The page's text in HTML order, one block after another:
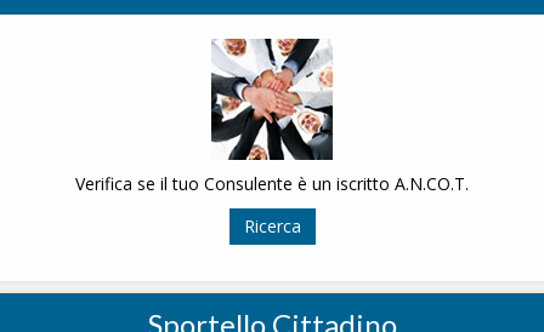
Verifica se il tuo Consulente è un iscritto A.N.CO.T.
Ricerca
Sportello Cittadino